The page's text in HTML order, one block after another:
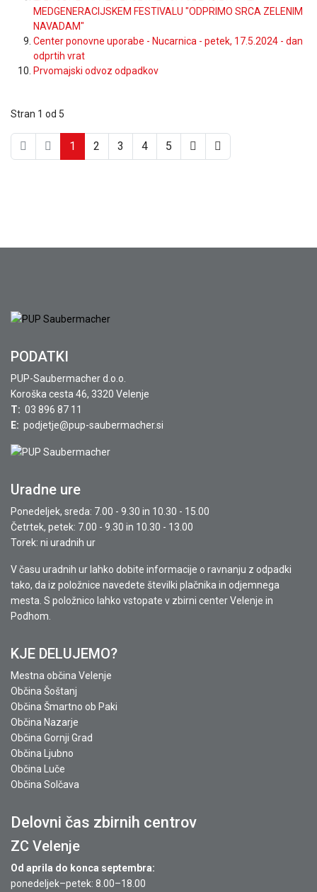
MEDGENERACIJSKEM FESTIVALU "ODPRIMO SRCA ZELENIM
NAVADAM"
Center ponovne uporabe - Nucarnica - petek, 17.5.2024 - dan
odprtih vrat
Prvomajski odvoz odpadkov
Stran 1 od 5
1 2 3 4 5
PODATKI
PUP-Saubermacher d.o.o.
Koroška cesta 46, 3320 Velenje
T: 03 896 87 11
E: podjetje@pup-saubermacher.si
Uradne ure
Ponedeljek, sreda: 7.00 - 9.30 in 10.30 - 15.00
Četrtek, petek: 7.00 - 9.30 in 10.30 - 13.00
Torek: ni uradnih ur
V času uradnih ur lahko dobite informacije o ravnanju z odpadki
tako, da iz položnice navedete številki plačnika in odjemnega
mesta. S položnico lahko vstopate v zbirni center Velenje in
Podhom.
KJE DELUJEMO?
Mestna občina Velenje
Občina Šoštanj
Občina Šmartno ob Paki
Občina Nazarje
Občina Gornji Grad
Občina Ljubno
Občina Luče
Občina Solčava
Delovni čas zbirnih centrov
ZC Velenje
Od aprila do konca septembra:
ponedeljek–petek: 8.00–18.00